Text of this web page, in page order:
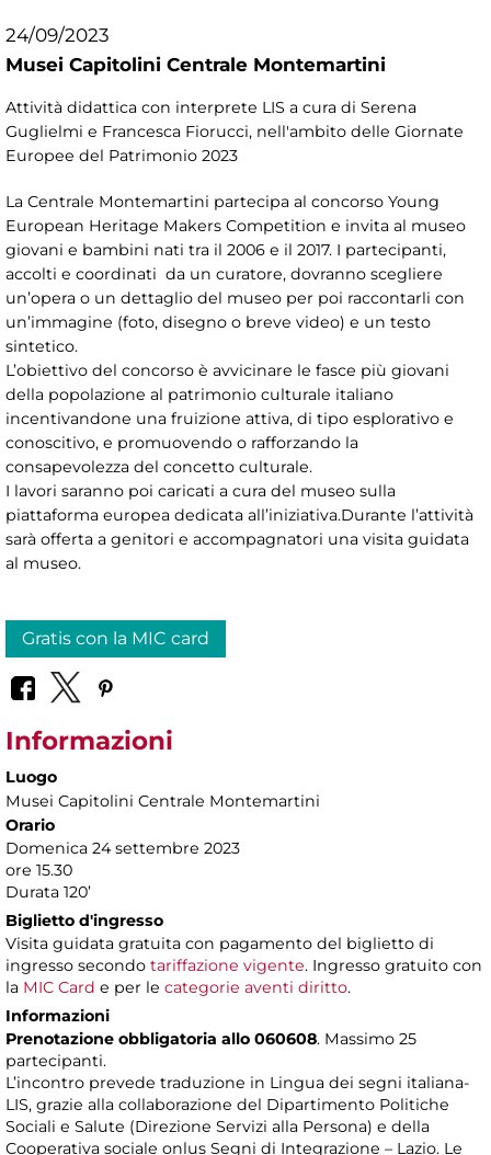
24/09/2023
Musei Capitolini Centrale Montemartini
Attività didattica con interprete LIS a cura di Serena
Guglielmi e Francesca Fiorucci, nell'ambito delle Giornate
Europee del Patrimonio 2023
La Centrale Montemartini partecipa al concorso Young
European Heritage Makers Competition e invita al museo
giovani e bambini nati tra il 2006 e il 2017. I partecipanti,
accolti e coordinati da un curatore, dovranno scegliere
un’opera o un dettaglio del museo per poi raccontarli con
un’immagine (foto, disegno o breve video) e un testo
sintetico.
L’obiettivo del concorso è avvicinare le fasce più giovani
della popolazione al patrimonio culturale italiano
incentivandone una fruizione attiva, di tipo esplorativo e
conoscitivo, e promuovendo o rafforzando la
consapevolezza del concetto culturale.
I lavori saranno poi caricati a cura del museo sulla
piattaforma europea dedicata all’iniziativa.Durante l’attività
sarà offerta a genitori e accompagnatori una visita guidata
al museo.
Gratis con la MIC card
Informazioni
Luogo
Musei Capitolini Centrale Montemartini
Orario
Domenica 24 settembre 2023
ore 15.30
Durata 120’
Biglietto d'ingresso
Visita guidata gratuita con pagamento del biglietto di
ingresso secondo tariffazione vigente. Ingresso gratuito con
la MIC Card e per le categorie aventi diritto.
Informazioni
Prenotazione obbligatoria allo 060608. Massimo 25
partecipanti.
L’incontro prevede traduzione in Lingua dei segni italiana-
LIS, grazie alla collaborazione del Dipartimento Politiche
Sociali e Salute (Direzione Servizi alla Persona) e della
Cooperativa sociale onlus Segni di Integrazione – Lazio. Le